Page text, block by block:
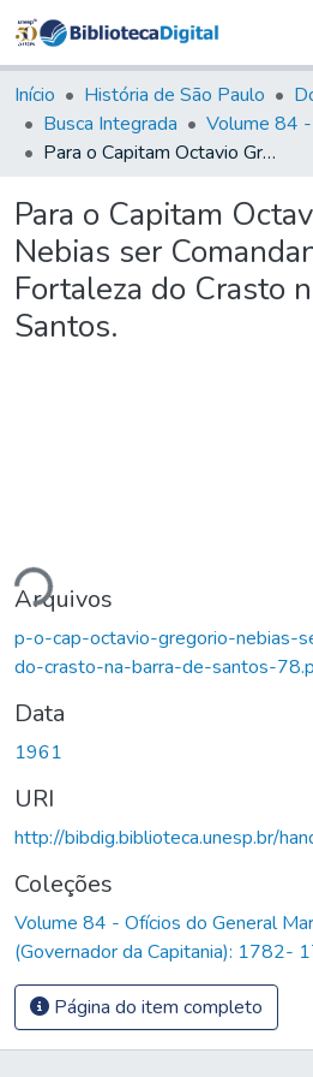
&
Tudo na
Biblioteca
Início História de São Paulo
Busca Integrada
Para o Capitam Octavio Gregorio Nebias ser Comandante da Fortaleza do Crasto na Barra de Santos.
Para o Capitam
Nebias ser
Fortaleza do Crasto
Santos.
Arquivos
p-o-cap-octavio-gregorio-nebias-
do-crasto-na-barra-de-santos-
Data
1961
URI
http://bibdig.biblioteca.unesp.br/
Coleções
Volume 84 - Ofícios do General
(Governador da Capitania): 1782-
Página do item completo